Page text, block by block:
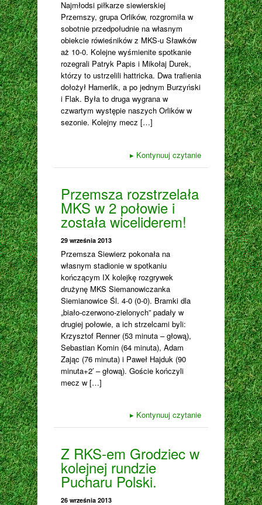
Najmłodsi piłkarze siewierskiej
Przemszy, grupa Orlików, rozgromiła w
sobotnie przedpołudnie na własnym
obiekcie rówieśników z MKS-u Sławków
aż 10-0. Kolejne wyśmienite spotkanie
rozegrali Patryk Papis i Mikołaj Durek,
którzy to ustrzelili hattricka. Dwa trafienia
dołożył Hamerlik, a po jednym Burzyński
i Flak. Była to druga wygrana w
czwartym występie naszych Orlików w
sezonie. Kolejny mecz […]
▸ Kontynuuj czytanie
Przemsza rozstrzelała
MKS w 2 połowie i
została wiceliderem!
29 września 2013
Przemsza Siewierz pokonała na
własnym stadionie w spotkaniu
kończącym IX kolejkę rozgrywek
drużynę MKS Siemanowiczanka
Siemianowice Śl. 4-0 (0-0). Bramki dla
„biało-czerwono-zielonych” padały w
drugiej połowie, a ich strzelcami byli:
Krzysztof Renner (53 minuta – głową),
Sebastian Komin (64 minuta), Adam
Zając (76 minuta) i Paweł Hajduk (90
minuta+2′ – głową). Goście kończyli
mecz w […]
▸ Kontynuuj czytanie
Z RKS-em Grodziec w
kolejnej rundzie
Pucharu Polski.
26 września 2013